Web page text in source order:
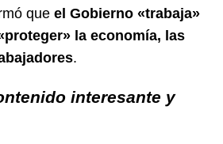
que el Gobierno «trabaja»
la economía, las
.
interesante y